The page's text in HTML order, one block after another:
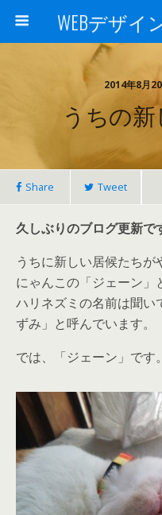
2014年8月
うちの
Share Tweet
久しぶりのブログ更新で
うちに新しい居候たちが
にゃんこの「ジェーン」
ハリネズミの名前は聞い
ずみ」と呼んでいます。
では、「ジェーン」です。